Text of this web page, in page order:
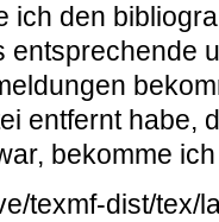
ich den
entsprechende
entfernt habe,
bekomme
texmf-dist/tex/